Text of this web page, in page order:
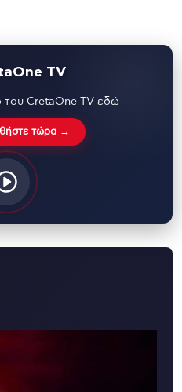
TV
του CretaOne TV εδώ
τώρα →